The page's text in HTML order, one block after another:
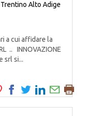
Trentino Alto Adige
a cui affidare la
.. INNOVAZIONE
srl si...